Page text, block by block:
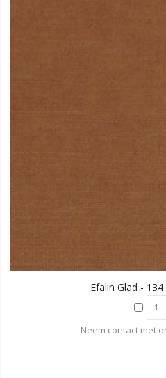
Efalin Glad -
Neem contact met